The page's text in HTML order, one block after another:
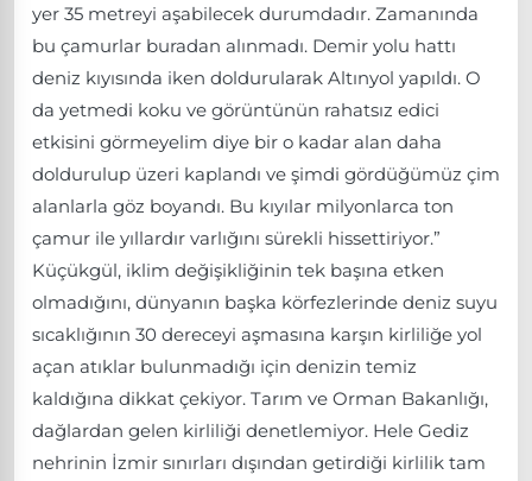
yer 35 metreyi aşabilecek durumdadır. Zamanında
bu çamurlar buradan alınmadı. Demir yolu hattı
deniz kıyısında iken doldurularak Altınyol yapıldı. O
da yetmedi koku ve görüntünün rahatsız edici
etkisini görmeyelim diye bir o kadar alan daha
doldurulup üzeri kaplandı ve şimdi gördüğümüz çim
alanlarla göz boyandı. Bu kıyılar milyonlarca ton
çamur ile yıllardır varlığını sürekli hissettiriyor.”
Küçükgül, iklim değişikliğinin tek başına etken
olmadığını, dünyanın başka körfezlerinde deniz suyu
sıcaklığının 30 dereceyi aşmasına karşın kirliliğe yol
açan atıklar bulunmadığı için denizin temiz
kaldığına dikkat çekiyor. Tarım ve Orman Bakanlığı,
dağlardan gelen kirliliği denetlemiyor. Hele Gediz
nehrinin İzmir sınırları dışından getirdiği kirlilik tam